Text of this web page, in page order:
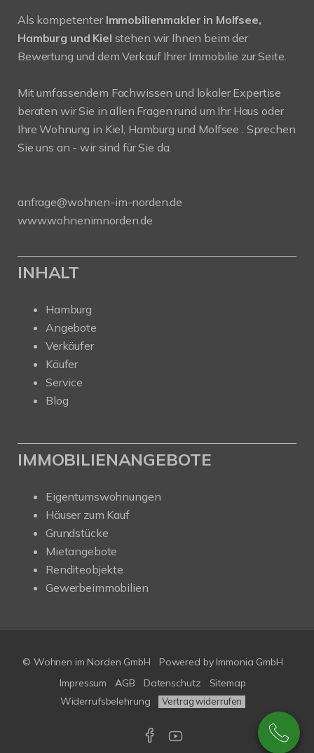
Als kompetenter Immobilienmakler in Molfsee,
Hamburg und Kiel stehen wir Ihnen beim der
Bewertung und dem Verkauf Ihrer Immobilie zur Seite.
Mit umfassendem Fachwissen und lokaler Expertise
beraten wir Sie in allen Fragen rund um Ihr Haus oder
Ihre Wohnung in Kiel, Hamburg und Molfsee . Sprechen
Sie uns an - wir sind für Sie da.
anfrage@wohnen-im-norden.de
www.wohnenimnorden.de
INHALT
Hamburg
Angebote
Verkäufer
Käufer
Service
Blog
IMMOBILIENANGEBOTE
Eigentumswohnungen
Häuser zum Kauf
Grundstücke
Mietangebote
Renditeobjekte
Gewerbeimmobilien
© Wohnen im Norden GmbH Powered by Immonia GmbH
Impressum
AGB Datenschutz
Sitemap
Widerrufsbelehrung
Vertrag widerrufen